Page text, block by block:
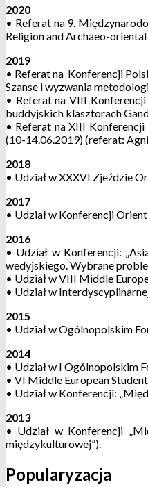
2020
• Referat na 9.
Religion and Archaeo-
2019
• Referat na Konferencji
Szanse i wyzwania
• Referat na VIII
buddyjskich klasztorach
• Referat na XIII
(10-14.06.2019) (referat:
2018
• Udział w XXXVI Zjeździe
2017
• Udział w Konferencji
2016
• Udział w Konferencji:
wedyjskiego. Wybrane
• Udział w VIII Middle
• Udział w
2015
• Udział w Ogólnopolskim
2014
• Udział w I Ogólnopolskim
• VI Middle European
• Udział w Konferencji:
2013
• Udział w Konferencji
międzykulturowej”).
Popularyzacja